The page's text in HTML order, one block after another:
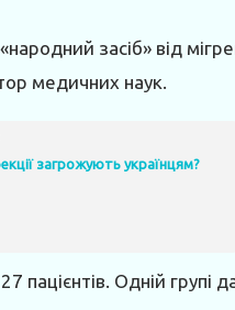
засіб» від
медичних наук.
загрожують українцям?
пацієнтів. Одній групі